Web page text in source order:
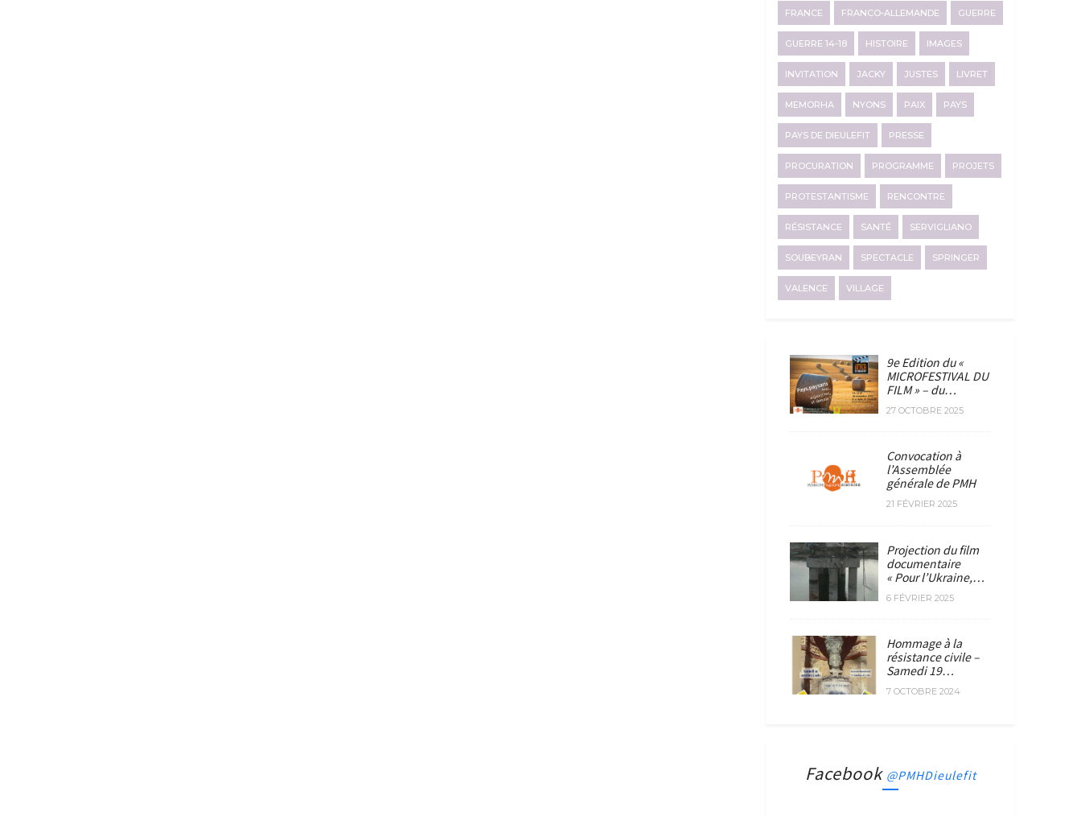
FRANCE FRANCO-ALLEMANDE GUERRE
GUERRE 14-18 HISTOIRE IMAGES
INVITATION JACKY JUSTES LIVRET
MEMORHA NYONS PAIX PAYS
PAYS DE DIEULEFIT PRESSE
PROCURATION PROGRAMME PROJETS
PROTESTANTISME RENCONTRE
RÉSISTANCE SANTÉ SERVIGLIANO
SOUBEYRAN SPECTACLE SPRINGER
VALENCE VILLAGE
9e Edition du «
MICROFESTIVAL DU
FILM » – du…
27 OCTOBRE 2025
Convocation à
l’Assemblée
générale de PMH
21 FÉVRIER 2025
Projection du film
documentaire
« Pour l’Ukraine,…
6 FÉVRIER 2025
Hommage à la
résistance civile –
Samedi 19…
7 OCTOBRE 2024
Facebook @PMHDieulefit